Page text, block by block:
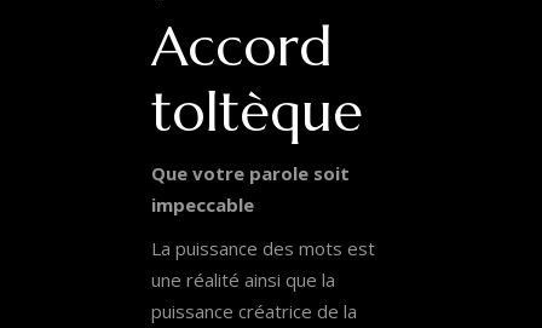
Accord
toltèque
Que votre parole soit
impeccable
La puissance des mots est
une réalité ainsi que la
puissance créatrice de la